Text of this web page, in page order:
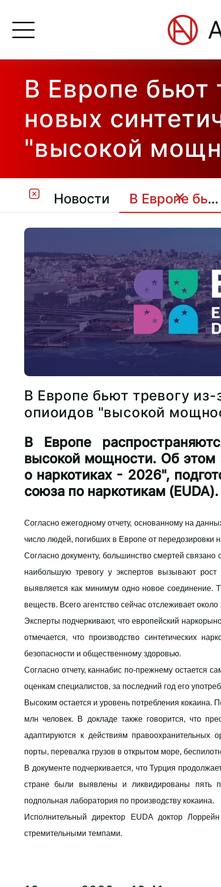
В Европе бьют
новых
"высокой
Новости В Европе бьют тревогу из-за новых синтетических опиоидов "высокой мощности"
В Европе бьют тревогу
опиоидов "высокой
В Европе
высокой мощности. Об этом
о наркотиках - 2026",
союза по наркотикам (EUDA).
​Согласно ежегодному отчету, основанному на
число людей, погибших в Европе от передозировки
​Согласно документу, большинство смертей
наибольшую тревогу у экспертов вызывают
выявляется как минимум одно новое соединение.
веществ. Всего агентство сейчас отслеживает
​Эксперты подчеркивают, что европейский
отмечается, что производство синтетических
безопасности и общественному здоровью.
​Согласно отчету, каннабис по-прежнему
оценкам специалистов, за последний год его
​Высоким остается и уровень потребления кокаина.
млн человек. В докладе также говорится, что
адаптируются к действиям
порты, перевалка грузов в открытом море,
​В документе подчеркивается, что Турция
стране были выявлены и ликвидированы пять
подпольная лаборатория по производству кокаина.
​Исполнительный директор EUDA доктор
стремительными темпами.